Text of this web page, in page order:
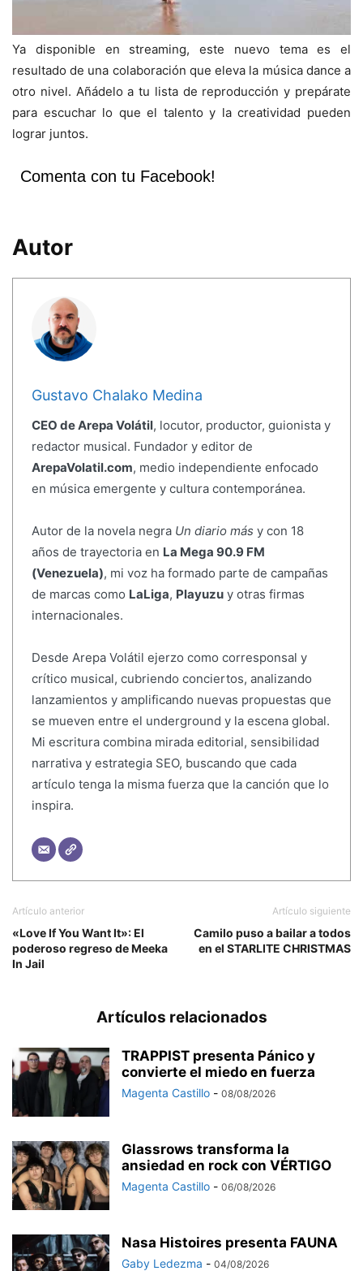
Ya disponible en streaming, este nuevo tema es el
resultado de una colaboración que eleva la música dance a
otro nivel. Añádelo a tu lista de reproducción y prepárate
para escuchar lo que el talento y la creatividad pueden
lograr juntos.
Comenta con tu Facebook!
Autor
Gustavo Chalako Medina
CEO de Arepa Volátil, locutor, productor, guionista y
redactor musical. Fundador y editor de
ArepaVolatil.com, medio independiente enfocado
en música emergente y cultura contemporánea.
Autor de la novela negra Un diario más y con 18
años de trayectoria en La Mega 90.9 FM
(Venezuela), mi voz ha formado parte de campañas
de marcas como LaLiga, Playuzuy otras firmas
internacionales.
Desde Arepa Volátil ejerzo como corresponsal y
crítico musical, cubriendo conciertos, analizando
lanzamientos y amplificando nuevas propuestas que
se mueven entre el underground y la escena global.
Mi escritura combina mirada editorial, sensibilidad
narrativa y estrategia SEO, buscando que cada
artículo tenga la misma fuerza que la canción que lo
inspira.
Artículo anterior
«Love If You Want It»: El
poderoso regreso de Meeka
In Jail
Artículo siguiente
Camilo puso a bailar a todos
en el STARLITE CHRISTMAS
Artículos relacionados
TRAPPIST presenta Pánico y
convierte el miedo en fuerza
Magenta Castillo - 08/08/2026
Glassrows transforma la
ansiedad en rock con VÉRTIGO
Magenta Castillo - 06/08/2026
Nasa Histoires presenta FAUNA
Gaby Ledezma - 04/08/2026